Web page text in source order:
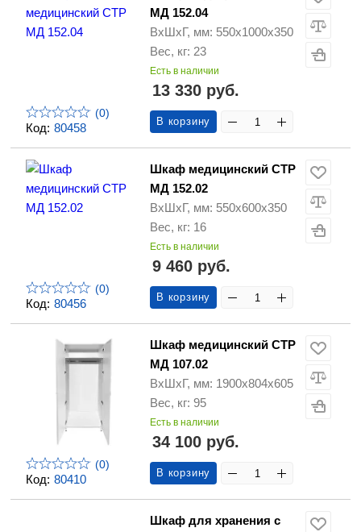
Код: 80458
(0)
МД 152.04
ВхШхГ, мм: 550х1000х350
Вес, кг: 23
Есть в наличии
13 330 руб.
В корзину
Код: 80456
(0)
Шкаф медицинский СТР
МД 152.02
ВхШхГ, мм: 550х600х350
Вес, кг: 16
Есть в наличии
9 460 руб.
В корзину
Код: 80410
(0)
Шкаф медицинский СТР
МД 107.02
ВхШхГ, мм: 1900х804х605
Вес, кг: 95
Есть в наличии
34 100 руб.
В корзину
Шкаф для хранения с